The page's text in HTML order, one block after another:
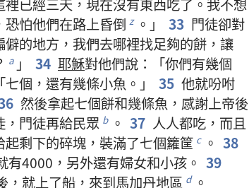
裡已經三天 ， 現在沒有東西吃了 。 我不想
恐怕他們在路上昏倒 z 。」 33 門徒卻對
僻的地方 ， 我們去哪裡找足夠的餅 ， 讓
a 」 34 耶穌對他們說 ：「你們有幾個
七個 ， 還有幾條小魚 。」 35 他就吩咐
然後拿起七個餅和幾條魚 ， 感謝上帝後
， 門徒再給民眾 b 。 37 人人都吃 ， 而且
起剩下的碎塊 ， 裝滿了七個籮筐 c 。 38
有4000， 另外還有婦女和小孩 。 39
， 就上了船 ， 來到馬加丹地區 d 。